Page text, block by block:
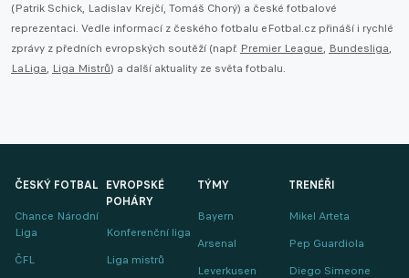
(Patrik Schick, Ladislav Krejčí, Tomáš Chorý) a české fotbalové
reprezentaci. Vedle informací z českého fotbalu eFotbal.cz přináší i rychlé
zprávy z předních evropských soutěží (např. Premier League, Bundesliga,
LaLiga, Liga Mistrů) a další aktuality ze světa fotbalu.
ČESKÝ FOTBAL
Chance Národní
Liga
ČFL
EVROPSKÉ
POHÁRY
Konferenční liga
Liga mistrů
TÝMY
Bayern
Arsenal
Leverkusen
TRENÉŘI
Mikel Arteta
Pep Guardiola
Diego Simeone